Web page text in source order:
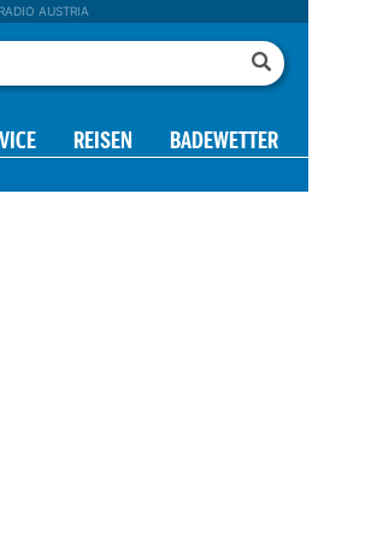
RADIO AUSTRIA
REISEN BADEWETTER